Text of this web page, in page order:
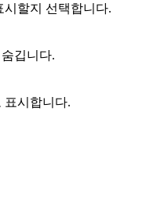
시할지 선택합니다.
깁니다.
표시합니다.